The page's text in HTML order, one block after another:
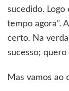
sucedido. Logo
tempo agora”.
certo. Na
sucesso;
Mas vamos ao